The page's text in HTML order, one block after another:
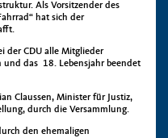
Als Vorsitzender des
hat sich der
der CDU alle Mitglieder
und das 18. Lebensjahr beendet
Claussen, Minister für Justiz,
durch die Versammlung.
den ehemaligen